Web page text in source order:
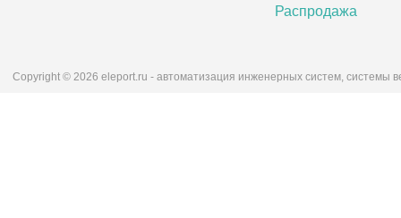
Распродажа
Copyright © 2026 eleport.ru - автоматизация инженерных систем, системы